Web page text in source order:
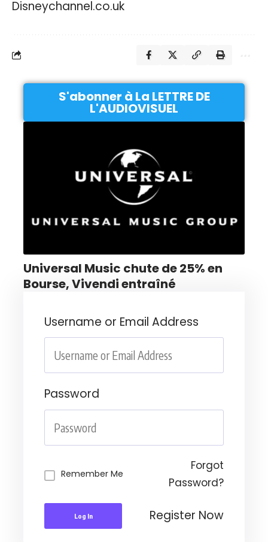
Disneychannel.co.uk
S'abonner à La LETTRE DE
L'AUDIOVISUEL
Universal Music chute de 25% en
Bourse, Vivendi entraîné
Username or Email Address
Password
Remember Me
Forgot
Password?
Log In Register Now